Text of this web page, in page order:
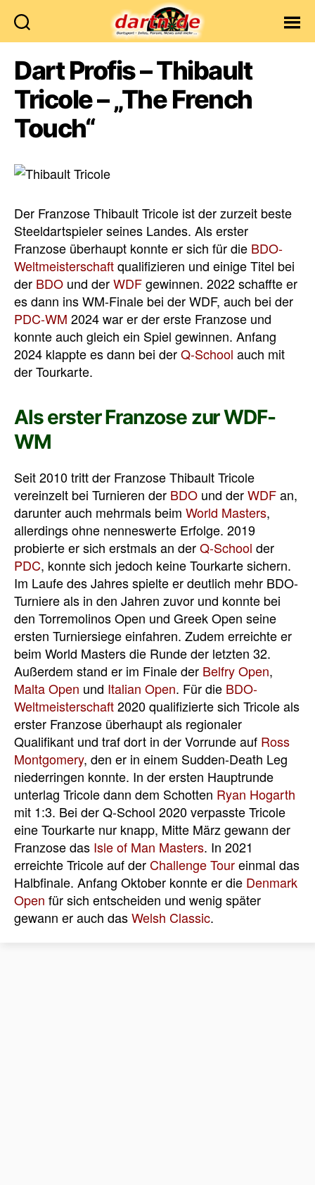
Dart Profis – Thibault
Tricole – „The French
Touch“
Der Franzose Thibault Tricole ist der zurzeit beste
Steeldartspieler seines Landes. Als erster
Franzose überhaupt konnte er sich für die BDO-
Weltmeisterschaftqualifizieren und einige Titel bei
der BDO und derWDFgewinnen. 2022 schaffte er
es dann ins WM-Finale bei der WDF, auch bei der
PDC-WM 2024 war er der erste Franzose und
konnte auch gleich ein Spiel gewinnen. Anfang
2024 klappte es dann bei derQ-School auch mit
der Tourkarte.
Als erster Franzose zur WDF-
WM
Seit 2010 tritt der Franzose Thibault Tricole
vereinzelt bei Turnieren der BDO und derWDFan,
darunter auch mehrmals beim World Masters,
allerdings ohne nenneswerte Erfolge. 2019
probierte er sich erstmals an derQ-School der
PDC, konnte sich jedoch keine Tourkarte sichern.
Im Laufe des Jahres spielte er deutlich mehr BDO-
Turniere als in den Jahren zuvor und konnte bei
den Torremolinos Open und Greek Open seine
ersten Turniersiege einfahren. Zudem erreichte er
beim World Masters die Runde der letzten 32.
Außerdem stand er im Finale der Belfry Open,
Malta Open und Italian Open. Für die BDO-
Weltmeisterschaft2020 qualifizierte sich Tricole als
erster Franzose überhaupt als regionaler
Qualifikant und traf dort in der Vorrunde auf Ross
Montgomery, den er in einem Sudden-Death Leg
niederringen konnte. In der ersten Hauptrunde
unterlag Tricole dann dem Schotten Ryan Hogarth
mit 1:3. Bei der Q-School 2020 verpasste Tricole
eine Tourkarte nur knapp, Mitte März gewann der
Franzose das Isle of Man Masters. In 2021
erreichte Tricole auf derChallenge Toureinmal das
Halbfinale. Anfang Oktober konnte er die Denmark
Open für sich entscheiden und wenig später
gewann er auch dasWelsh Classic.